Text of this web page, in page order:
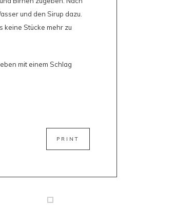
und den Sirup dazu.
keine Stücke mehr zu
mit einem Schlag